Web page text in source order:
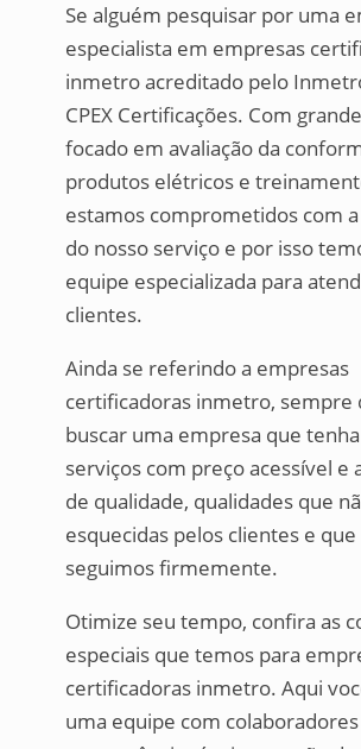
Se alguém pesquisar por uma
especialista em empresas
inmetro acreditado pelo
CPEX Certificações. Com
focado em avaliação da
produtos elétricos e
estamos comprometidos com
do nosso serviço e por isso
equipe especializada para
clientes.
Ainda se referindo a empresas
certificadoras inmetro, sempre
buscar uma empresa que
serviços com preço acessível e
de qualidade, qualidades que
esquecidas pelos clientes e que
seguimos firmemente.
Otimize seu tempo, confira as
especiais que temos para
certificadoras inmetro. Aqui
uma equipe com